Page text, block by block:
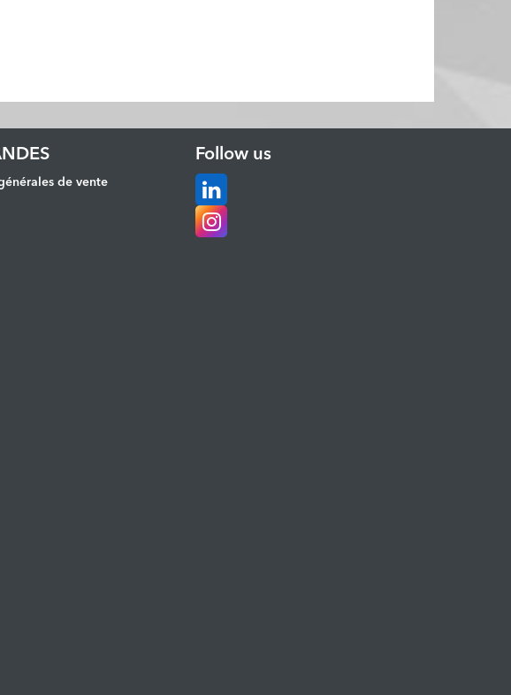
de vente
Follow us